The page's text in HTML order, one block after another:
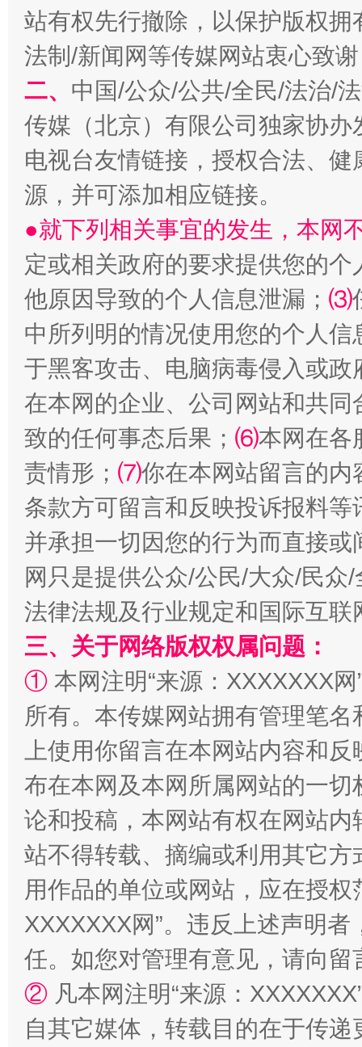
受贿1.44亿！段成刚被判无期
全民健身五年计划来了！等你上场
国家大学科技园优化重塑工作
站有权先行撤除，以保护版权
法制/新闻网等传媒网站衷心致
二、 中国/公众/公共/全民/法治/
传媒（北京）有限公司独家协
电视台友情链接，授权合法、
源，并可添加相应链接。
●就下列相关事宜的发生，本网
定或相关政府的要求提供您的个
他原因导致的个人信息泄漏； ⑶
中所列明的情况使用您的个人
于黑客攻击、电脑病毒侵入或
在本网的企业、公司网站和共
致的任何事态后果； ⑹本网在各
责情形； ⑺你在本网站留言的内
条款方可留言和反映投诉报料
并承担一切因您的行为而直接
网只是提供公众/公民/大众/民
法律法规及行业规定和国际互
三、关于网络版权权属问题：
① 本网注明“来源：XXXXXXX
所有。本传媒网站拥有管理笔
上使用你留言在本网站内容和
布在本网及本网所属网站的一
论和投稿，本网站有权在网站
站不得转载、摘编或利用其它
用作品的单位或网站，应在授
XXXXXXX网”。违反上述声明
任。如您对管理有意见，请向
② 凡本网注明“来源：
自其它媒体，转载目的在于传